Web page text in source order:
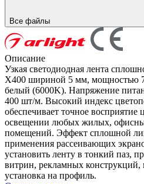
Все файлы
Описание
Узкая светодиодная лента
X400 шириной 5 мм, мощностью
белый (6000K). Напряжение
400 шт/м. Высокий индекс
обеспечивает точное восприятие
освещении любых жилых,
помещений. Эффект сплошной
применения рассеивающих
установить ленту в тонкий паз,
витрин, рекламных конструкций,
установка на профиль.